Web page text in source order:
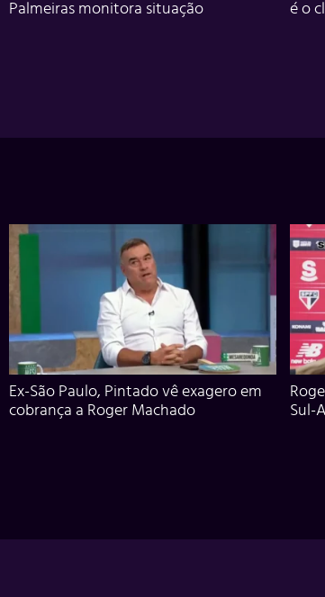
Palmeiras monitora situação
é o
Ex-São Paulo, Pintado vê exagero em
cobrança a Roger Machado
Sul-